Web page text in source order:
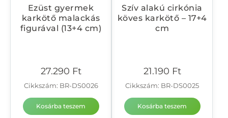
Ezüst gyermek
karkötő malackás
figurával (13+4 cm)
27.290 Ft
Cikkszám: BR-DS0026
Kosárba teszem
Szív alakú cirkónia
köves karkötő – 17+4
cm
21.190 Ft
Cikkszám: BR-DS0025
Kosárba teszem